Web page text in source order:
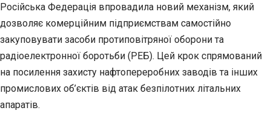
Російська Федерація впровадила новий механізм, який
дозволяє комерційним підприємствам самостійно
закуповувати засоби протиповітряної оборони та
радіоелектронної боротьби (РЕБ). Цей крок спрямований
на посилення захисту нафтопереробних заводів та інших
промислових об’єктів від атак безпілотних літальних
апаратів.